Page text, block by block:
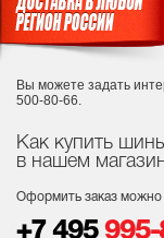
Как купить
в нашем
Оформить заказ можно
+7 495 995-
Вы можете задать
500-80-66.